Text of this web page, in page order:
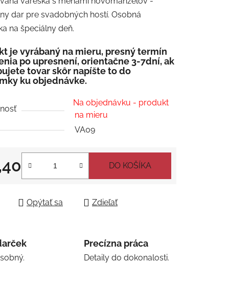
dar pre svadobných hostí. Osobná
na špeciálny deň.
je vyrábaný na mieru, presný termín
po upresnení, orientačne 3-7dní, ak
tovar skôr napíšte to do
ku objednávke.
Na objednávku - produkt
na mieru
VA09
cena:
DO KOŠÍKA
Opýtať sa Zdieľať
Precízna práca
Detaily do dokonalosti.